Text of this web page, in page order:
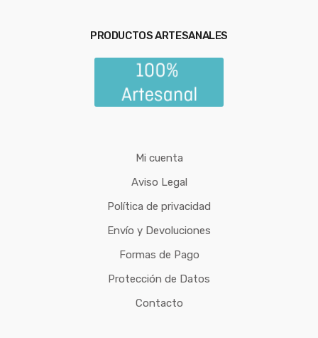
PRODUCTOS ARTESANALES
Mi cuenta
Aviso Legal
Política de privacidad
Envío y Devoluciones
Formas de Pago
Protección de Datos
Contacto